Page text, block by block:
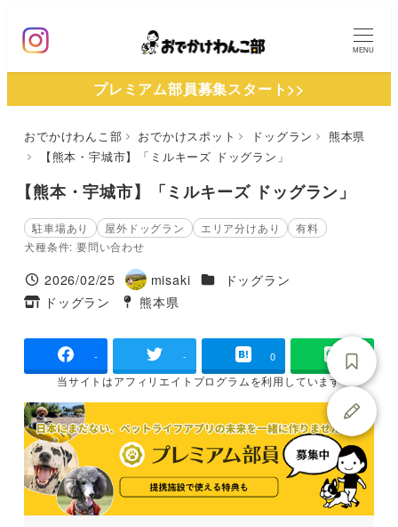
ン
MENU
プレミアム部員募集スタート>>
おでかけわんこ部 おでかけスポット ドッグラン
熊本県
【熊本・宇城市】「ミルキーズ ドッグラン」
【熊本・宇城市】「ミルキーズ ドッグラン」
駐車場あり 屋外ドッグラン エリア分けあり
有料
犬種条件: 要問い合わせ
投稿日
2026/02/25
著
者
misaki 施設ジャンル
ドッグラン
タグ
ドッグラン
タグ
熊本県
- - 0
当サイトはアフィリエイトプログラムを利用しています